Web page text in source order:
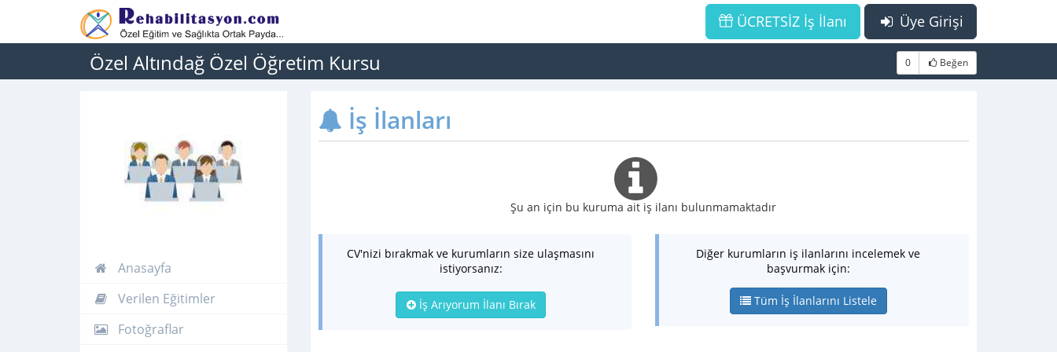
Üye Girişi
ÜCRETSİZ İş İlanı
Özel Altındağ Özel Öğretim Kursu 0 Beğen
Anasayfa
Verilen Eğitimler
Fotoğraflar
İş İlanları
Şu an için bu kuruma ait iş ilanı bulunmamaktadır
CV'nizi bırakmak ve kurumların size ulaşmasını
istiyorsanız:
İş Arıyorum İlanı Bırak
Diğer kurumların iş ilanlarını incelemek ve
başvurmak için:
Tüm İş İlanlarını Listele